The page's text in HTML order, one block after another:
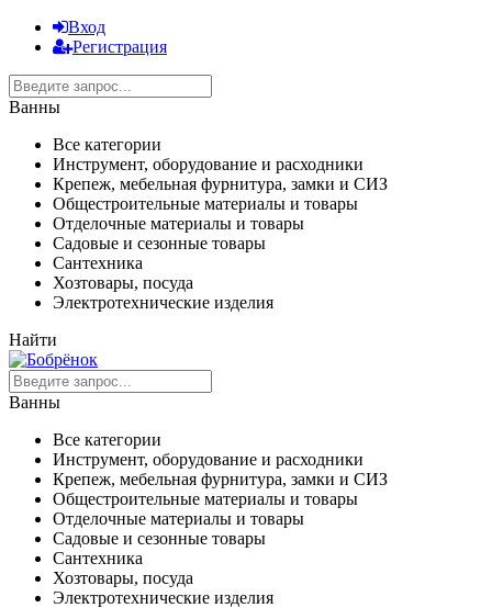
Вход
Регистрация
Ванны
Все категории
Инструмент, оборудование и расходники
Крепеж, мебельная фурнитура, замки и СИЗ
Общестроительные материалы и товары
Отделочные материалы и товары
Садовые и сезонные товары
Сантехника
Хозтовары, посуда
Электротехнические изделия
Найти
Ванны
Все категории
Инструмент, оборудование и расходники
Крепеж, мебельная фурнитура, замки и СИЗ
Общестроительные материалы и товары
Отделочные материалы и товары
Садовые и сезонные товары
Сантехника
Хозтовары, посуда
Электротехнические изделия